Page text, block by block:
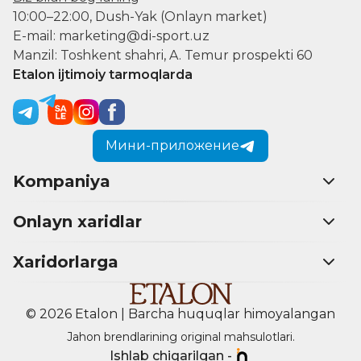
10:00–22:00, Dush-Yak (Onlayn market)
E-mail: marketing@di-sport.uz
Manzil: Toshkent shahri, A. Temur prospekti 60
Etalon ijtimoiy tarmoqlarda
Мини-приложение
Kompaniya
Onlayn xaridlar
Xaridorlarga
© 2026 Etalon | Barcha huquqlar himoyalangan
Jahon brendlarining original mahsulotlari.
Ishlab chiqarilgan -